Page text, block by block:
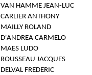
VAN HAMME JEAN-LUC
CARLIER ANTHONY
MAILLY ROLAND
D'ANDREA CARMELO
MAES LUDO
ROUSSEAU JACQUES
DELVAL FREDERIC